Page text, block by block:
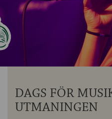
OM
DAGS FÖR
UTMANINGEN